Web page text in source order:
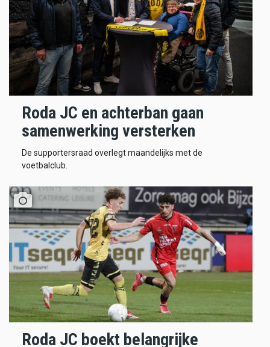
Roda JC en achterban gaan
samenwerking versterken
De supportersraad overlegt maandelijks met de
voetbalclub.
Roda JC boekt belangrijke